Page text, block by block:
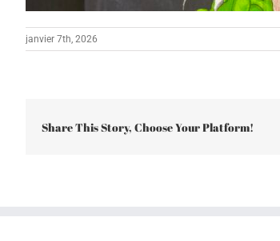
janvier 7th, 2026
Share This Story, Choose Your Platform!